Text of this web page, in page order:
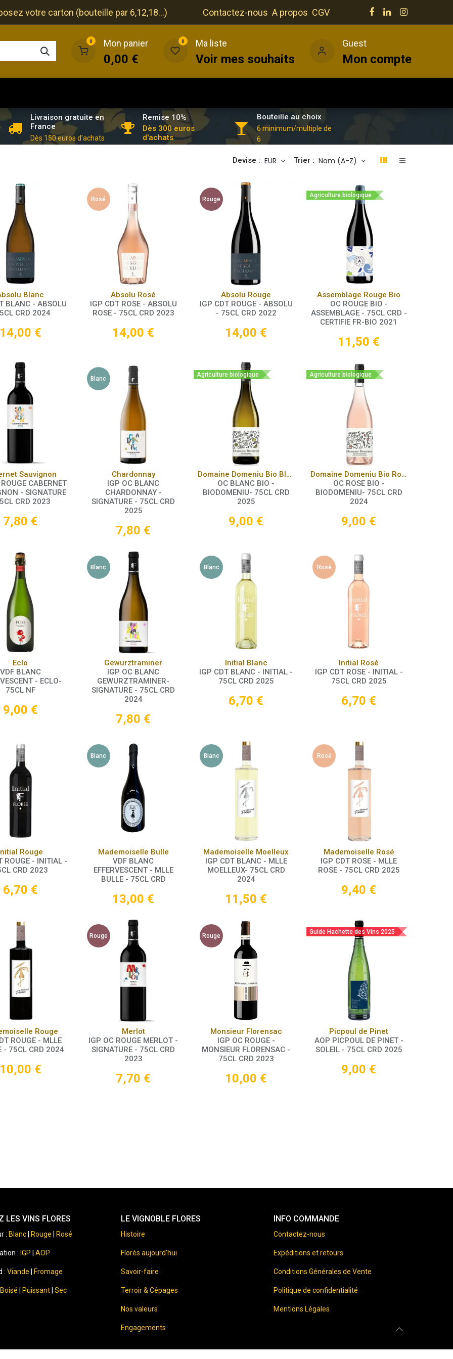
votre carton (bouteille par 6,12,18...) Contactez-nous A propos CGV
0 Mon panier
0,00 €
0 Ma liste
Voir mes souhaits
Guest
Mon compte
Livraison gratuite en
France
Dès 150 euros d'achats
Remise 10%
Dès 300 euros
d'achats
Bouteille au choix
6 minimum/multiple de
6
Devise : EUR Trier : Nom (A-Z)
Panier
Blanc
BLANC - ABSOLU
CRD 2024
14,00 €
Rosé
Panier
Absolu Rosé
IGP CDT ROSE - ABSOLU
ROSE - 75CL CRD 2023
14,00 €
Rouge
Panier
Absolu Rouge
IGP CDT ROUGE - ABSOLU
- 75CL CRD 2022
14,00 €
Agriculture biologique
Panier
Assemblage Rouge Bio
OC ROUGE BIO -
ASSEMBLAGE - 75CL CRD -
CERTIFIE FR-BIO 2021
11,50 €
Panier
Sauvignon
CABERNET
- SIGNATURE
CRD 2023
7,80 €
Blanc
Panier
Chardonnay
IGP OC BLANC
CHARDONNAY -
SIGNATURE - 75CL CRD
2025
7,80 €
Agriculture biologique
Panier
Domaine Domeniu Bio Blanc
OC BLANC BIO -
BIODOMENIU- 75CL CRD
2025
9,00 €
Agriculture biologique
Panier
Domaine Domeniu Bio Rosé
OC ROSE BIO -
BIODOMENIU- 75CL CRD
2024
9,00 €
Panier
Eclo
VDF BLANC
- ECLO-
75CL NF
9,00 €
Blanc
Panier
Gewurztraminer
IGP OC BLANC
GEWURZTRAMINER-
SIGNATURE - 75CL CRD
2024
7,80 €
Blanc
Panier
Initial Blanc
IGP CDT BLANC - INITIAL -
75CL CRD 2025
6,70 €
Rosé
Panier
Initial Rosé
IGP CDT ROSE - INITIAL -
75CL CRD 2025
6,70 €
Panier
Rouge
ROUGE - INITIAL -
CRD 2023
6,70 €
Blanc
Panier
Mademoiselle Bulle
VDF BLANC
EFFERVESCENT - MLLE
BULLE - 75CL CRD
13,00 €
Blanc
Panier
Mademoiselle Moelleux
IGP CDT BLANC - MLLE
MOELLEUX- 75CL CRD
2024
11,50 €
Rosé
Panier
Mademoiselle Rosé
IGP CDT ROSE - MLLE
ROSE - 75CL CRD 2025
9,40 €
PanierRouge
ROUGE - MLLE
- 75CL CRD 2024
10,00 €
Rouge
Panier
Merlot
IGP OC ROUGE MERLOT -
SIGNATURE - 75CL CRD
2023
7,70 €
Rouge
Panier
Monsieur Florensac
IGP OC ROUGE -
MONSIEUR FLORENSAC -
75CL CRD 2023
10,00 €
Guide Hachette des Vins 2025
Panier
Picpoul de Pinet
AOP PICPOUL DE PINET -
SOLEIL - 75CL CRD 2025
9,00 €
LES VINS FLORES
: Blanc| Rouge Rosé
: IGP AOP
: Viande Fromage
Boisé Puissant Sec
LE VIGNOBLE FLORES
Histoire
Florès aujourd’hui
Savoir-faire
Terroir & Cépages
Nos valeurs
Engagements
INFO COMMANDE
Contactez-nous
Expéditions et retours
Conditions Générales de Vente
Politique de confidentialité
Mentions Légales